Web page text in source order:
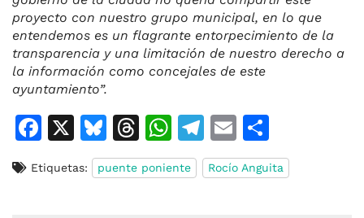
proyecto con nuestro grupo municipal, en lo que
entendemos es un flagrante entorpecimiento de la
transparencia y una limitación de nuestro derecho a
la información como concejales de este
ayuntamiento”.
F
c
X
Bl
u
e
T
h
re
W
h
at
T
el
e
E
m
ai
o
m
Etiquetas: puente poniente Rocío Anguita